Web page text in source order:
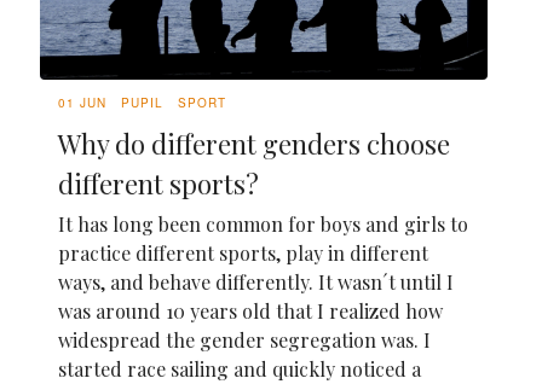
01 JUN PUPIL SPORT
Why do different genders choose
different sports?
It has long been common for boys and girls to
practice different sports, play in different
ways, and behave differently. It wasn´t until I
was around 10 years old that I realized how
widespread the gender segregation was. I
started race sailing and quickly noticed a